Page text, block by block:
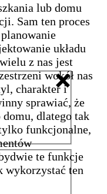
lub domu
Sam ten proces
układu
z nas jest
wokół nas
charakter i
sprawiać, że
dlatego tak
funkcjonalne,
te funkcje
wykorzystać ten